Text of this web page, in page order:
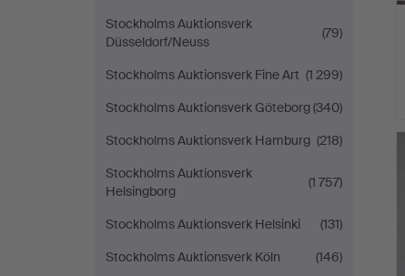
Stockholms Auktionsverk
Düsseldorf/Neuss
(79)
Stockholms Auktionsverk Fine Art (1 299)
Stockholms Auktionsverk Göteborg(340)
Stockholms Auktionsverk Hamburg (218)
Stockholms Auktionsverk
Helsingborg
(1 757)
Stockholms Auktionsverk Helsinki
(131)
Stockholms Auktionsverk Köln
(146)